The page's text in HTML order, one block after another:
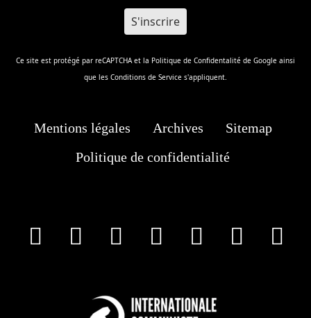
Ce site est protégé par reCAPTCHA et la Politique de Confidentalité de Google ainsi
que les Conditions de Service s'appliquent.
Mentions légales Archives
Sitemap
Politique de confidentialité
facebookInstagram
Youtube
Tik Tok